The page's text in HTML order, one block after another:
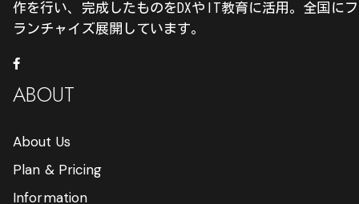
作を行い、完成したものをDXやIT教育に活用。全国にフ
ランチャイズ展開しています。
ABOUT
About Us
Plan & Pricing
Information